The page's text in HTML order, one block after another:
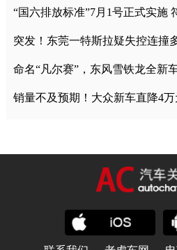
突发！东莞一特斯拉疑失控连撞
命名“凡尔赛”，东风雪铁龙全新
销量不及预期！大众新车直降4万